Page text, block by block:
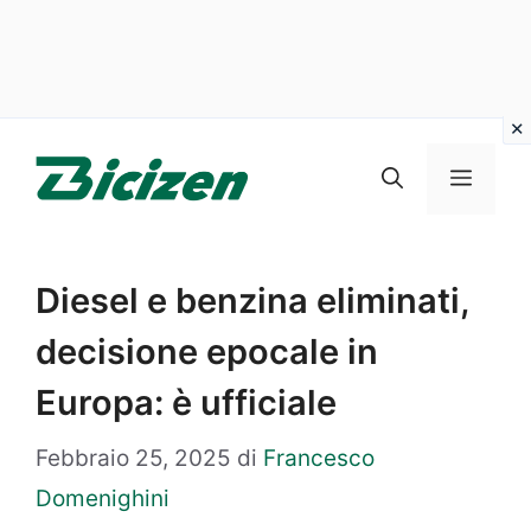
Menu
Diesel e benzina eliminati,
decisione epocale in
Europa: è ufficiale
Febbraio 25, 2025 di Francesco
Domenighini